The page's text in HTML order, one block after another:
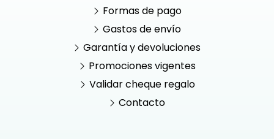
Formas de pago
Gastos de envío
Garantía y devoluciones
Promociones vigentes
Validar cheque regalo
Contacto